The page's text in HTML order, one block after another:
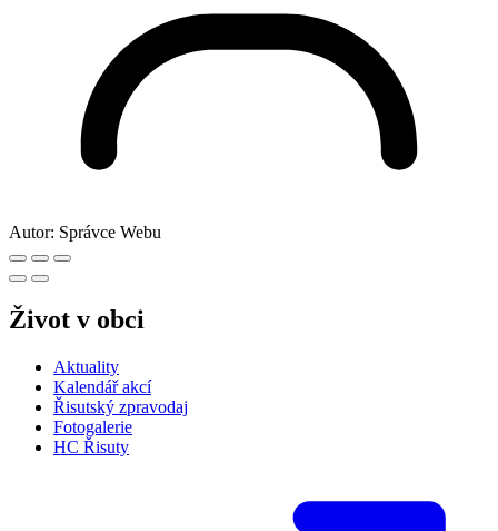
Autor: Správce Webu
Život v obci
Aktuality
Kalendář akcí
Řisutský zpravodaj
Fotogalerie
HC Řisuty